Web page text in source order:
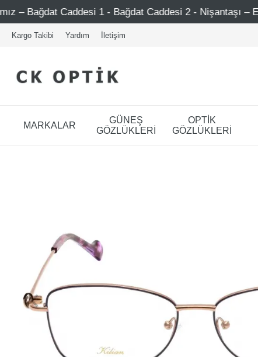
1 - Bağdat Caddesi 2 - Nişantaşı – Etiler – Ataşehir
Kargo Takibi Yardım İletişim
MARKALAR
GÜNEŞ
GÖZLÜKLERİ
OPTİK
GÖZLÜKLERİ